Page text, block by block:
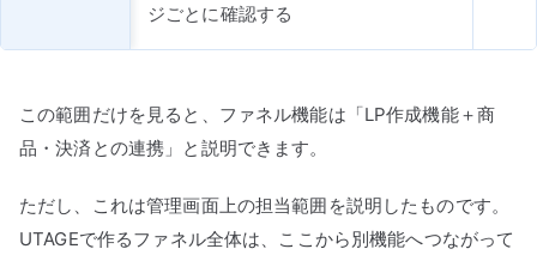
ジごとに確認する
この範囲だけを見ると、ファネル機能は「LP作成機能＋商
品・決済との連携」と説明できます。
ただし、これは管理画面上の担当範囲を説明したものです。
UTAGEで作るファネル全体は、ここから別機能へつながって